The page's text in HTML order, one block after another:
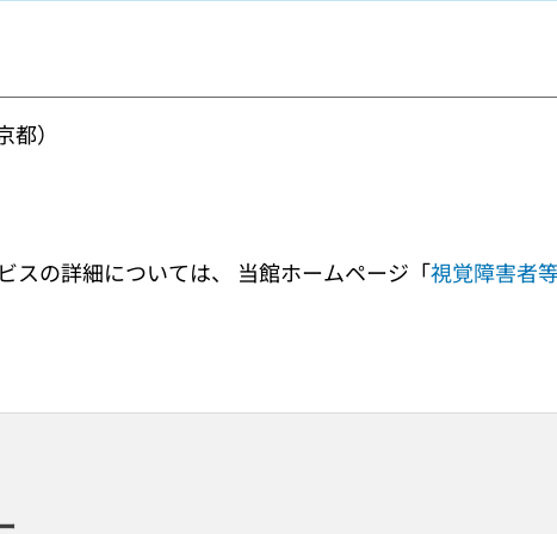
）
スの詳細については、 当館ホームページ「視覚障害者